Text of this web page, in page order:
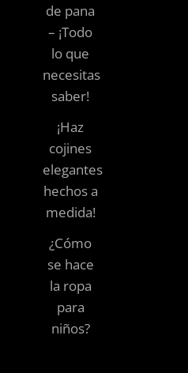
de pana
– ¡Todo
lo que
necesitas
saber!
¡Haz
cojines
elegantes
hechos a
medida!
¿Cómo
se hace
la ropa
para
niños?